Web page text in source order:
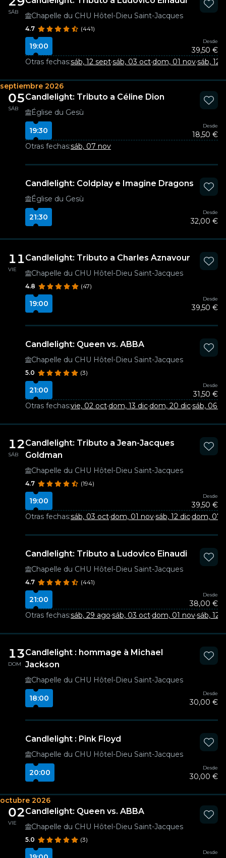
SÁB Chapelle du CHU Hôtel-Dieu Saint-Jacques
4.7 (441)
19:00
Desde
39,50 €
Otras fechas:sáb, 12 sept·sáb, 03 oct·dom, 01 nov·sáb, 12
septiembre 2026
05
SÁB
Candlelight: Tributo a Céline Dion
Église du Gesù
19:30
Desde
18,50 €
Otras fechas:sáb, 07 nov
Candlelight: Coldplay e Imagine Dragons
Église du Gesù
21:30
Desde
32,00 €
11
VIE
Candlelight: Tributo a Charles Aznavour
Chapelle du CHU Hôtel-Dieu Saint-Jacques
4.8 (47)
19:00
Desde
39,50 €
Candlelight: Queen vs. ABBA
Chapelle du CHU Hôtel-Dieu Saint-Jacques
5.0 (3)
21:00
Desde
31,50 €
Otras fechas:vie, 02 oct·dom, 13 dic·dom, 20 dic·sáb, 06
12
SÁB
Candlelight: Tributo a Jean-Jacques
Goldman
Chapelle du CHU Hôtel-Dieu Saint-Jacques
4.7 (194)
19:00
Desde
39,50 €
Otras fechas:sáb, 03 oct·dom, 01 nov·sáb, 12 dic·dom, 07
Candlelight: Tributo a Ludovico Einaudi
Chapelle du CHU Hôtel-Dieu Saint-Jacques
4.7 (441)
21:00
Desde
38,00 €
Otras fechas:sáb, 29 ago·sáb, 03 oct·dom, 01 nov·sáb, 12
13
DOM
Candlelight : hommage à Michael
Jackson
Chapelle du CHU Hôtel-Dieu Saint-Jacques
18:00
Desde
30,00 €
Candlelight : Pink Floyd
Chapelle du CHU Hôtel-Dieu Saint-Jacques
20:00
Desde
30,00 €
octubre 2026
02
VIE
Candlelight: Queen vs. ABBA
Chapelle du CHU Hôtel-Dieu Saint-Jacques
5.0 (3)
Desde